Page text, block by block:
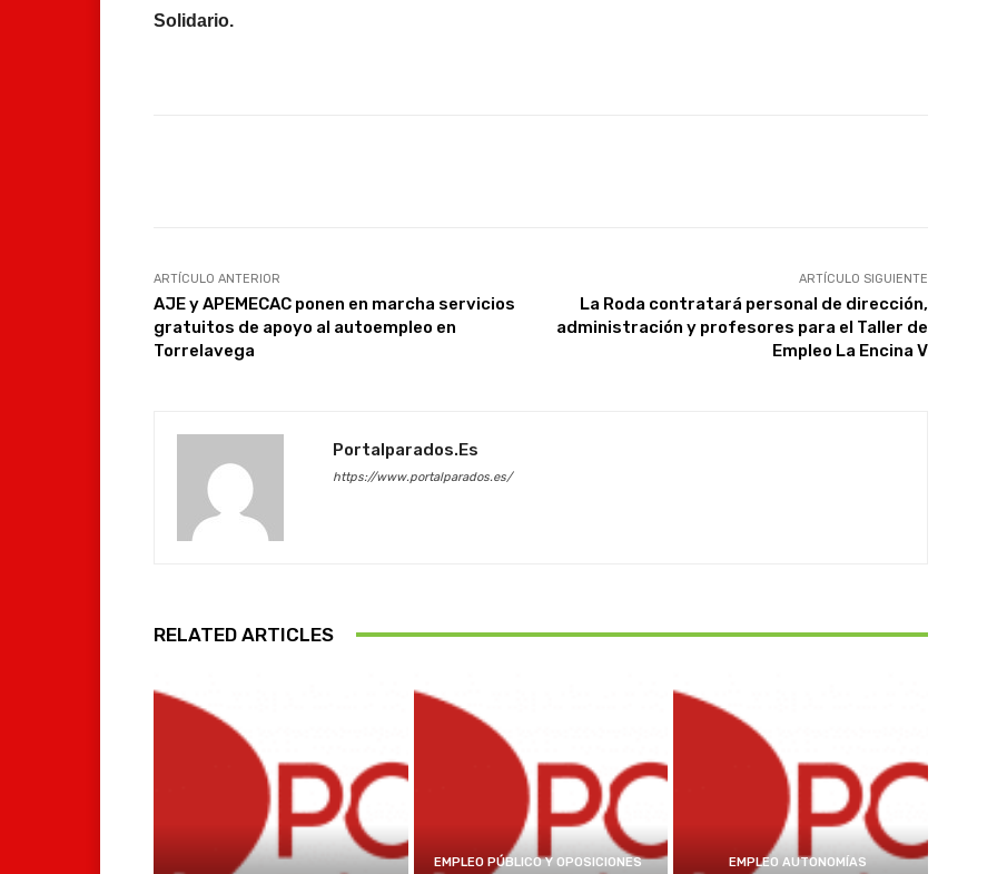
Solidario.
ARTÍCULO ANTERIOR
AJE y APEMECAC ponen en marcha servicios
gratuitos de apoyo al autoempleo en
Torrelavega
ARTÍCULO SIGUIENTE
La Roda contratará personal de dirección,
administración y profesores para el Taller de
Empleo La Encina V
Portalparados.es
https://www.portalparados.es/
RELATED ARTICLES
EMPLEO PÚBLICO Y OPOSICIONES EMPLEO AUTONOMÍAS